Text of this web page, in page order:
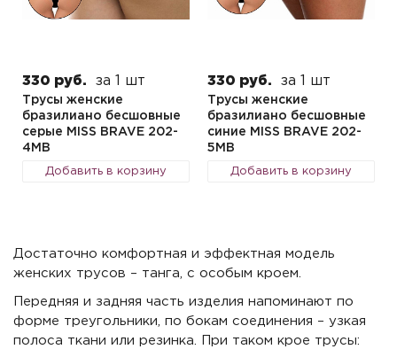
330 руб. за 1 шт
Трусы женские
бразилиано бесшовные
серые MISS BRAVE 202-
4MB
Добавить в корзину
330 руб. за 1 шт
Трусы женские
бразилиано бесшовные
синие MISS BRAVE 202-
5MB
Добавить в корзину
Достаточно комфортная и эффектная модель
женских трусов – танга, с особым кроем.
Передняя и задняя часть изделия напоминают по
форме треугольники, по бокам соединения – узкая
полоса ткани или резинка. При таком крое трусы: